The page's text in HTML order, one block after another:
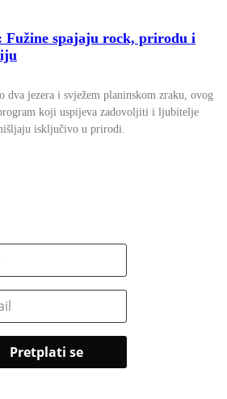
Fužine spajaju rock, prirodu i
dva jezera i svježem planinskom zraku, ovog
koji uspijeva zadovoljiti i ljubitelje
isključivo u prirodi.